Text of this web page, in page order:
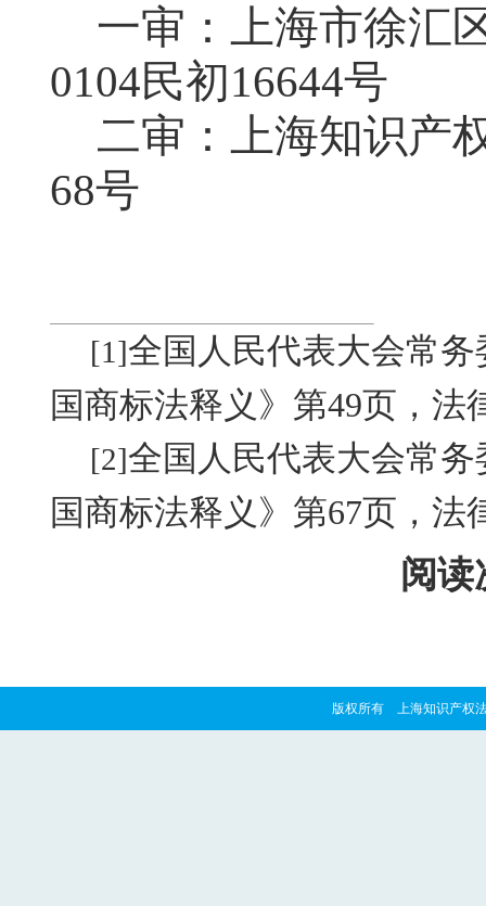
一审：上海市徐汇
0104民初16644号
二审：上海知识产
68号
[1]全国人民代表大会常务
国商标法释义》第49页，法
[2]全国人民代表大会常务
国商标法释义》第67页，法
阅读
版权所有 上海知识产权法